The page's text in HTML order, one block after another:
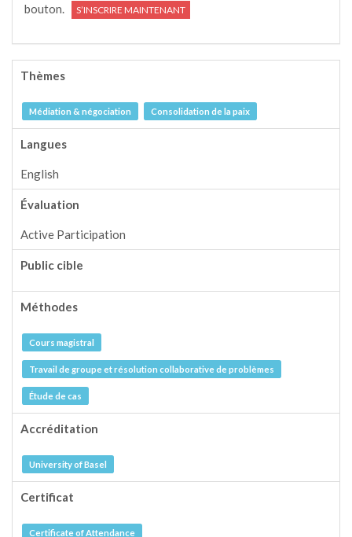
bouton. S’INSCRIRE MAINTENANT
Thèmes
Médiation & négociation Consolidation de la paix
Langues
English
Évaluation
Active Participation
Public cible
Méthodes
Cours magistral
Travail de groupe et résolution collaborative de problèmes
Étude de cas
Accréditation
University of Basel
Certificat
Certificate of Attendance